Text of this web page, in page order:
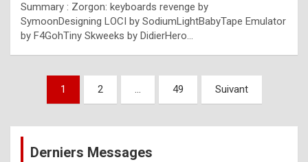
l
e
x
a
Summary : Zorgon: keyboards revenge by
SymoonDesigning LOCI by SodiumLightBabyTape Emulator
by F4GohTiny Skweeks by DidierHero…
Pagination
publications
1 2 … 49 Suivant
Derniers Messages